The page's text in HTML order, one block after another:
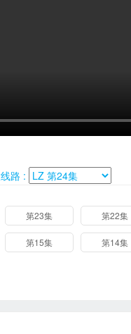
路 :
第23集 第22集
第15集 第14集